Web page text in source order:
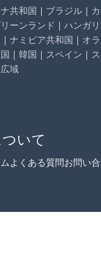
共和国 ｜ ブラジル ｜
ーンランド ｜ ハンガ
｜ ナミビア共和国 ｜ オ
｜ 韓国 ｜ スペイン ｜
広域
いて
よくある質問お問い